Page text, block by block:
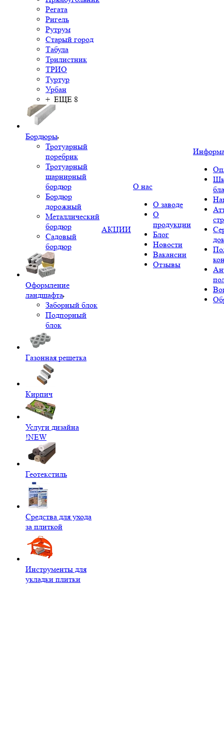
Регата
Ригель
Рутрум
Старый город
Табула
Трилистник
ТРИО
Туртур
Урбан
+ ЕЩЕ 8
Бордюры
Тротуарный
поребрик
Тротуарный
шарнирный
бордюр
Бордюр
дорожный
Металлический
бордюр
Садовый
бордюр
Оформление
ландшафта
Заборный блок
Подпорный
блок
Газонная решетка
Кирпич
Услуги дизайна
!NEW
Геотекстиль
Средства для ухода
за плиткой
Инструменты для
укладки плитки
АКЦИИ
О нас
О заводе
О
продукции
Блог
Новости
Вакансии
Отзывы